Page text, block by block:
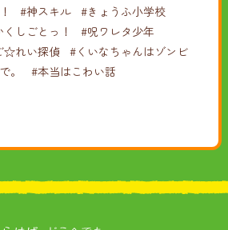
#神スキル #きょうふ小学校
くしごとっ！
#呪ワレタ少年
☆れい探偵 #くいなちゃんはゾンビ
。
#本当はこわい話